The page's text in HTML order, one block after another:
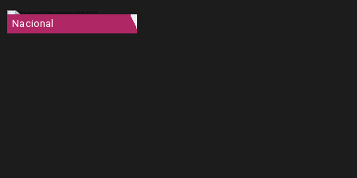
Nacional